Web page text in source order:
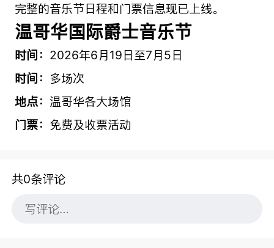
完整的音乐节日程和门票信息现已上线。
温哥华国际爵士音乐节
时间： 2026年6月19日至7月5日
时间： 多场次
地点： 温哥华各大场馆
门票： 免费及收票活动
共0条评论